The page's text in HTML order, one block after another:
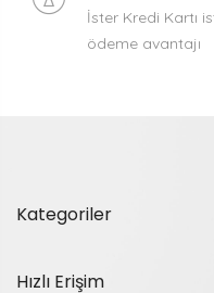
İster Kredi Kartı
ödeme avantajı
Kategoriler
Hızlı Erişim